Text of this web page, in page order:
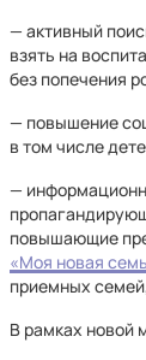
— активный
взять на
без попечения
— повышение
в том числе
—
повышающие
«Моя новая
приемных
В рамках новой